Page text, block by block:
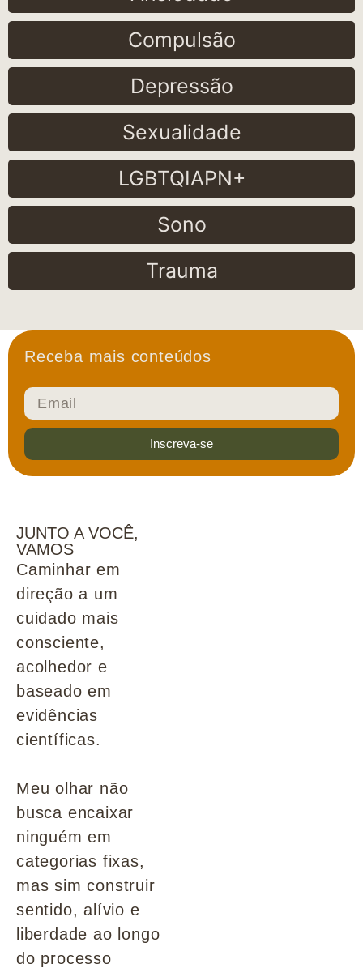
Compulsão
Depressão
Sexualidade
LGBTQIAPN+
Sono
Trauma
Receba mais conteúdos
Inscreva-se
JUNTO A VOCÊ,
VAMOS
Caminhar em
direção a um
cuidado mais
consciente,
acolhedor e
baseado em
evidências
científicas.
Meu olhar não
busca encaixar
ninguém em
categorias fixas,
mas sim construir
sentido, alívio e
liberdade ao longo
do processo